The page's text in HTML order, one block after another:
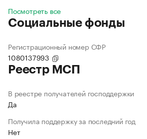
Посмотреть все
Социальные фонды
Регистрационный номер СФР
1080137993
Реестр МСП
В реестре получателей господдержки
Да
Получила поддержку за последний год
Нет